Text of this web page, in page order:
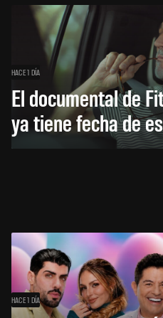
HACE 1 DÍA
El documental de
ya tiene fecha de
HACE 1 DÍA